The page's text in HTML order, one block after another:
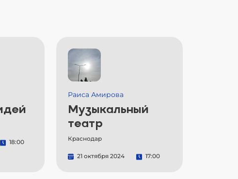
18:00
Раиса Амирова
Музыкальный
театр
Краснодар
21 октября 2024 17:00